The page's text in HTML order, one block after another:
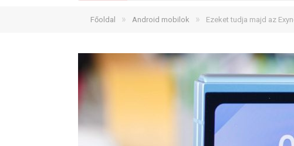
Főoldal » Android mobilok » Ezeket tudja majd az